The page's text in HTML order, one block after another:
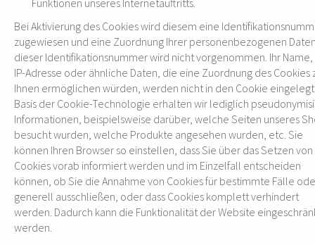
Funktionen unseres Internetauftritts.
Bei Aktivierung des Cookies wird diesem eine
zugewiesen und eine Zuordnung Ihrer personenbezogenen
dieser Identifikationsnummer wird nicht vorgenommen. Ihr Name,
IP-Adresse oder ähnliche Daten, die eine Zuordnung des Cookies
Ihnen ermöglichen würden, werden nicht in den Cookie
Basis der Cookie-Technologie erhalten wir lediglich
Informationen, beispielsweise darüber, welche Seiten unseres
besucht wurden, welche Produkte angesehen wurden, etc. Sie
können Ihren Browser so einstellen, dass Sie über das Setzen von
Cookies vorab informiert werden und im Einzelfall entscheiden
können, ob Sie die Annahme von Cookies für bestimmte Fälle
generell ausschließen, oder dass Cookies komplett verhindert
werden. Dadurch kann die Funktionalität der Website
werden.